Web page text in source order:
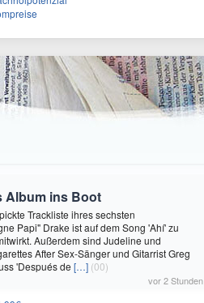
Album ins Boot
Trackliste ihres sechsten
Papi" Drake ist auf dem Song 'Ahí' zu
Außerdem sind Judeline und
After Sex-Sänger und Gitarrist Greg
'Después de […] (00)
vor 2 Stunden